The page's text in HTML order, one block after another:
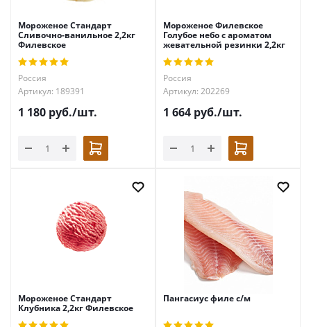
Мороженое Стандарт
Сливочно-ванильное 2,2кг
Филевское
Россия
Артикул: 189391
1 180 руб./шт.
Мороженое Филевское
Голубое небо с ароматом
жевательной резинки 2,2кг
Россия
Артикул: 202269
1 664 руб./шт.
Мороженое Стандарт
Клубника 2,2кг Филевское
Пангасиус филе с/м